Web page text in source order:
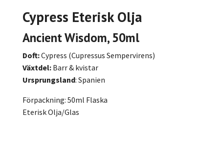
Cypress Eterisk Olja
Ancient Wisdom, 50ml
Doft:Cypress (Cupressus Sempervirens)
Växtdel: Barr & kvistar
Ursprungsland: Spanien
Förpackning: 50ml Flaska
Eterisk Olja/Glas